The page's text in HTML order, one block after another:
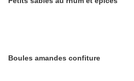
Boules amandes confiture